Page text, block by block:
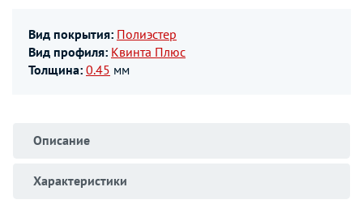
Вид покрытия: Полиэстер
Вид профиля: Квинта Плюс
Толщина: 0.45 мм
Описание
Характеристики